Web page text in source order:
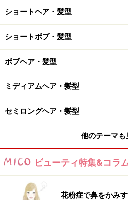
おすすめ4：ハンサム仕立てのオン
提供：bangs［バングス］）
ロングだけどカッコよさも出し
こちらのスタイル。全体的に重
コよさを出します。パーマのオ
プラスされ、カッコよくなりす
です。
【このスタイルが似合う髪のタイ
髪 量：少ない～多い
髪 質：柔らかい～硬い
顔 型：三角・卵型・丸・ベース
ショートヘア・髪型
ショートボブ・髪型
ボブヘア・髪型
ミディアムヘア・髪型
セミロングヘア・髪型
他のテーマも
ビューティ特集&コラ
花粉症で鼻をかみ